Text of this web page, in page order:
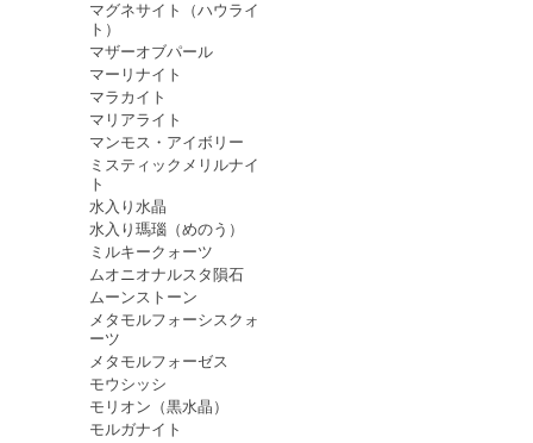
マグネサイト（ハウライ
ト）
マザーオブパール
マーリナイト
マラカイト
マリアライト
マンモス・アイボリー
ミスティックメリルナイ
ト
水入り水晶
水入り瑪瑙（めのう）
ミルキークォーツ
ムオニオナルスタ隕石
ムーンストーン
メタモルフォーシスクォ
ーツ
メタモルフォーゼス
モウシッシ
モリオン（黒水晶）
モルガナイト